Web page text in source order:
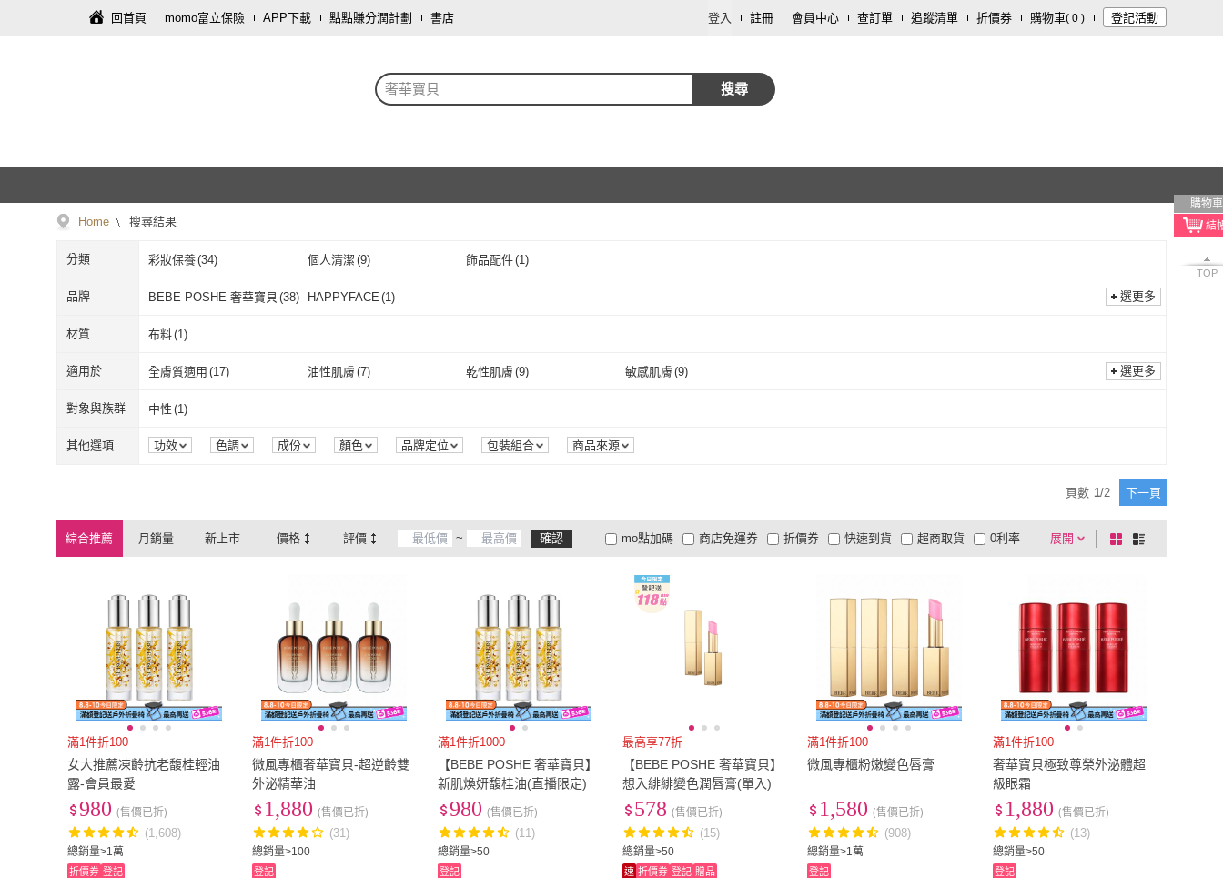
回首頁 momo富立保險 APP下載 點點賺分潤計劃 書店 登入 註冊 會員中心 查訂單 追蹤清單 折價券 購物車( 0 ) 登記活動
奢華寶貝 搜尋
購物車
TOP
Home 搜尋結果
分類 彩妝保養(34) 個人清潔 (9) 飾品配件(1)
品牌 BEBE POSHE 奢華寶貝 (38) HAPPYFACE (1)
BEBE POSHE 奢華寶
選更多
材質 布料(1)
布料(1)
適用於 全膚質適用 (17) 油性肌膚 (7) 乾性肌膚 (9) 敏感肌膚 (9)
全膚質適用
取消 選更多
對象與族群 中性 (1)
中性
其他選項 功效 色調 成份 顏色 品牌定位 包裝組合 商品來源
頁數 1/2 下一頁
綜合推薦 月銷量 新上市 價格 評價 ~ 確認 展開
折價券
有影片
商品有量 電視購物
mo點加碼 快速到貨 超商取貨
低溫宅配
大家電安心配
大家電快配
商店免運券 0利率
及以上
棋
盤
列
滿1件折100
女大推薦凍齡抗老馥桂輕油
露-會員最愛
總銷量>1萬
980 (售價已折)
(1,608)
折價券 登記
滿1件折100
微風專櫃奢華寶貝-超逆齡雙
外泌精華油
總銷量>100
1,880 (售價已折)
(31)
登記
滿1件折1000
【BEBE POSHE 奢華寶貝】
新肌煥妍馥桂油(直播限定)
總銷量>50
980 (售價已折)
(11)
登記
最高享77折
【BEBE POSHE 奢華寶貝】
想入緋緋變色潤唇膏(單入)
總銷量>50
578 (售價已折)
(15)
速 折價券 登記 贈品
滿1件折100
微風專櫃粉嫩變色唇膏
總銷量>1萬
1,580 (售價已折)
(908)
登記
滿1件折100
奢華寶貝極致尊榮外泌體超
級眼霜
總銷量>50
1,880 (售價已折)
(13)
登記